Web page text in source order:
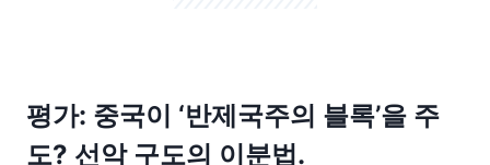
평가: 중국이 ‘반제국주의 블록’을 주
도? 선악 구도의 이분법.